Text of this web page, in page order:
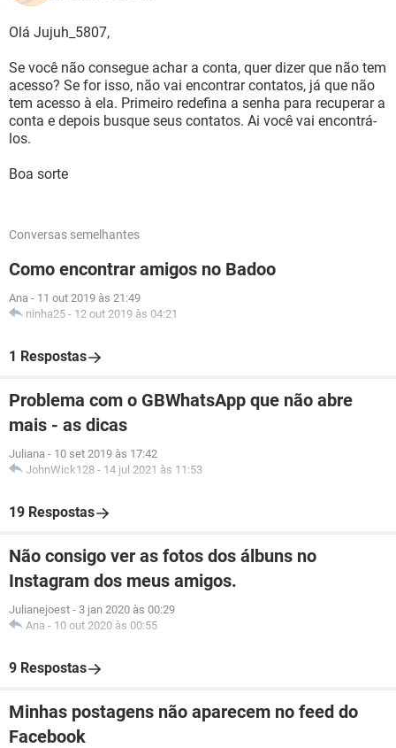
Olá Jujuh_5807,
Se você não consegue achar a conta, quer dizer que não tem
acesso? Se for isso, não vai encontrar contatos, já que não
tem acesso à ela. Primeiro redefina a senha para recuperar a
conta e depois busque seus contatos. Ai você vai encontrá-
los.
Boa sorte
Conversas semelhantes
Como encontrar amigos no Badoo
Ana - 11 out 2019 às 21:49
ninha25 - 12 out 2019 às 04:21
1 Respostas
Problema com o GBWhatsApp que não abre
mais - as dicas
Juliana - 10 set 2019 às 17:42
JohnWick128 - 14 jul 2021 às 11:53
19 Respostas
Não consigo ver as fotos dos álbuns no
Instagram dos meus amigos.
Julianejoest - 3 jan 2020 às 00:29
Ana - 10 out 2020 às 00:55
9 Respostas
Minhas postagens não aparecem no feed do
Facebook